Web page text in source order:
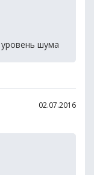
шума
02.07.2016